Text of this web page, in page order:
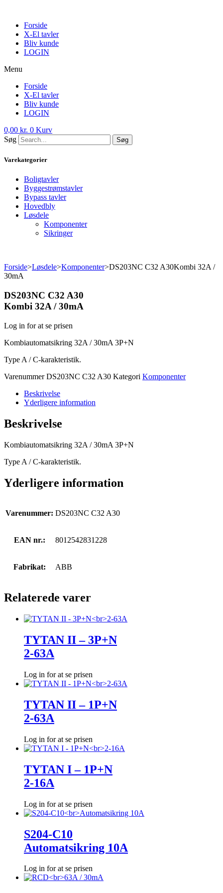
contentForside
X-El tavler
Bliv kunde
LOGIN
Menu
Forside
X-El tavler
Bliv kunde
LOGIN
0,00 kr. 0 Kurv
Søg
Søg
Varekategorier
Boligtavler
Byggestrømstavler
Bypass tavler
Hovedbly
Løsdele
Komponenter
Sikringer
Forside>Løsdele>Komponenter>DS203NC C32 A30Kombi 32A /
30mA
DS203NC C32 A30
Kombi 32A / 30mA
Log in for at se prisen
Kombiautomatsikring 32A / 30mA 3P+N
Type A / C-karakteristik.
VarenummerDS203NC C32 A30 Kategori Komponenter
Beskrivelse
Yderligere information
Beskrivelse
Kombiautomatsikring 32A / 30mA 3P+N
Type A / C-karakteristik.
Yderligere information
Varenummer: DS203NC C32 A30
EAN nr.: 8012542831228
Fabrikat: ABB
Relaterede varer
TYTAN II – 3P+N
2-63A
Log in for at se prisen
TYTAN II – 1P+N
2-63A
Log in for at se prisen
TYTAN I – 1P+N
2-16A
Log in for at se prisen
S204-C10
Automatsikring 10A
Log in for at se prisen